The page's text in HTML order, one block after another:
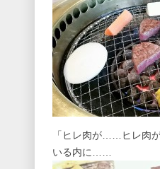
「ヒレ肉が……ヒレ肉
いる内に……